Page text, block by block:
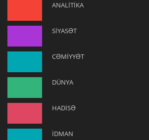
ANALİTİKA
SİYASƏT
CƏMİYYƏT
DÜNYA
HADİSƏ
İDMAN